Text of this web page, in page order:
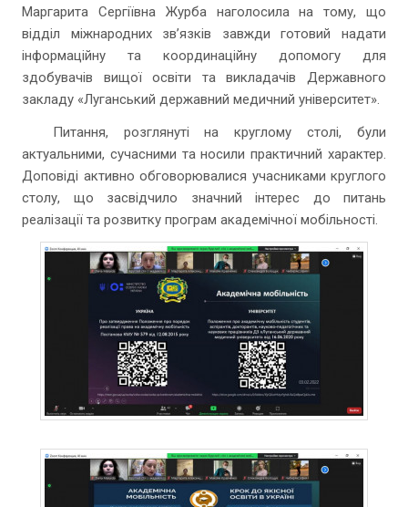
Маргарита Сергіївна Журба наголосила на тому, що
відділ міжнародних зв’язків завжди готовий надати
інформаційну та координаційну допомогу для
здобувачів вищої освіти та викладачів Державного
закладу «Луганський державний медичний університет».
Питання, розглянуті на круглому столі, були
актуальними, сучасними та носили практичний характер.
Доповіді активно обговорювалися учасниками круглого
столу, що засвідчило значний інтерес до питань
реалізації та розвитку програм академічної мобільності.